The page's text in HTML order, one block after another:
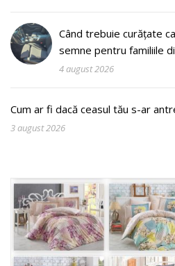
Când trebuie curățate
semne pentru familiile
4 august 2026
Cum ar fi dacă ceasul tău s-ar
3 august 2026